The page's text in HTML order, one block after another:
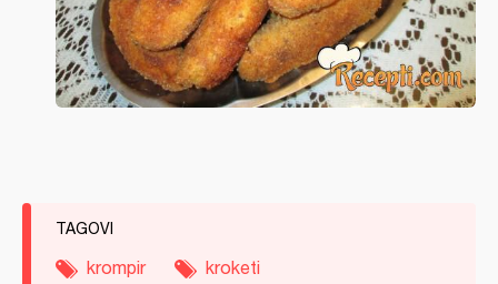
TAGOVI
krompir kroketi